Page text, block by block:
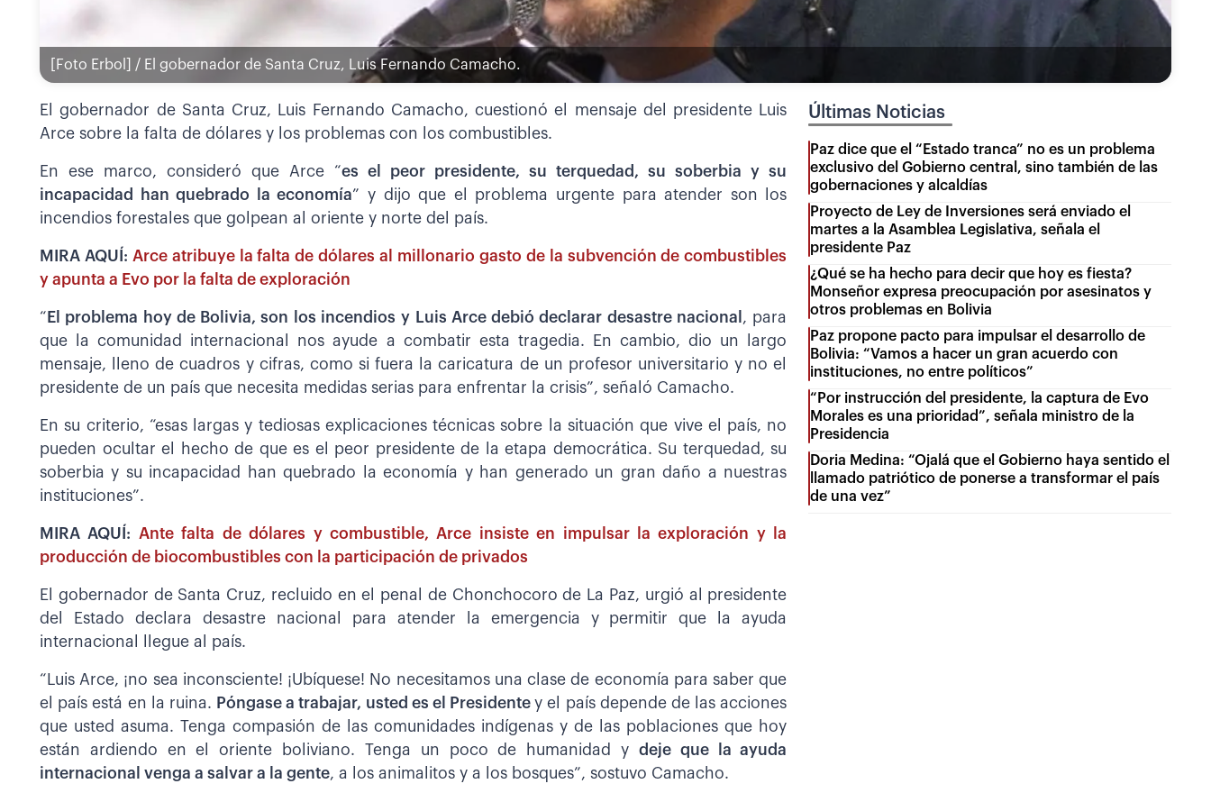
[Foto Erbol] / El gobernador de Santa Cruz, Luis Fernando Camacho.
El gobernador de Santa Cruz, Luis Fernando Camacho, cuestionó el mensaje del presidente Luis
Arce sobre la falta de dólares y los problemas con los combustibles.
En ese marco, consideró que Arce “es el peor presidente, su terquedad, su soberbia y su
incapacidad han quebrado la economía” y dijo que el problema urgente para atender son los
incendios forestales que golpean al oriente y norte del país.
MIRA AQUÍ: Arce atribuye la falta de dólares al millonario gasto de la subvención de combustibles
y apunta a Evo por la falta de exploración
“ El problema hoy de Bolivia, son los incendios y Luis Arce debió declarar desastre nacional , para
que la comunidad internacional nos ayude a combatir esta tragedia. En cambio, dio un largo
mensaje, lleno de cuadros y cifras, como si fuera la caricatura de un profesor universitario y no el
presidente de un país que necesita medidas serias para enfrentar la crisis”, señaló Camacho.
En su criterio, “esas largas y tediosas explicaciones técnicas sobre la situación que vive el país, no
pueden ocultar el hecho de que es el peor presidente de la etapa democrática. Su terquedad, su
soberbia y su incapacidad han quebrado la economía y han generado un gran daño a nuestras
instituciones”.
MIRA AQUÍ: Ante falta de dólares y combustible, Arce insiste en impulsar la exploración y la
producción de biocombustibles con la participación de privados
El gobernador de Santa Cruz, recluido en el penal de Chonchocoro de La Paz, urgió al presidente
del Estado declara desastre nacional para atender la emergencia y permitir que la ayuda
internacional llegue al país.
“Luis Arce, ¡no sea inconsciente! ¡Ubíquese! No necesitamos una clase de economía para saber que
el país está en la ruina. Póngase a trabajar, usted es el Presidentey el país depende de las acciones
que usted asuma. Tenga compasión de las comunidades indígenas y de las poblaciones que hoy
están ardiendo en el oriente boliviano. Tenga un poco de humanidad y deje que la ayuda
internacional venga a salvar a la gente, a los animalitos y a los bosques”, sostuvo Camacho.
Últimas Noticias
Paz dice que el “Estado tranca” no es un problema
exclusivo del Gobierno central, sino también de las
gobernaciones y alcaldías
Proyecto de Ley de Inversiones será enviado el
martes a la Asamblea Legislativa, señala el
presidente Paz
¿Qué se ha hecho para decir que hoy es fiesta?
Monseñor expresa preocupación por asesinatos y
otros problemas en Bolivia
Paz propone pacto para impulsar el desarrollo de
Bolivia: “Vamos a hacer un gran acuerdo con
instituciones, no entre políticos”
“Por instrucción del presidente, la captura de Evo
Morales es una prioridad”, señala ministro de la
Presidencia
Doria Medina: “Ojalá que el Gobierno haya sentido el
llamado patriótico de ponerse a transformar el país
de una vez”